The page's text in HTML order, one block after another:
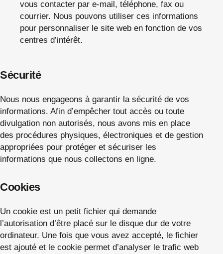
vous contacter par e-mail, téléphone, fax ou
courrier. Nous pouvons utiliser ces informations
pour personnaliser le site web en fonction de vos
centres d’intérêt.
Sécurité
Nous nous engageons à garantir la sécurité de vos
informations. Afin d’empêcher tout accès ou toute
divulgation non autorisés, nous avons mis en place
des procédures physiques, électroniques et de gestion
appropriées pour protéger et sécuriser les
informations que nous collectons en ligne.
Cookies
Un cookie est un petit fichier qui demande
l’autorisation d’être placé sur le disque dur de votre
ordinateur. Une fois que vous avez accepté, le fichier
est ajouté et le cookie permet d’analyser le trafic web